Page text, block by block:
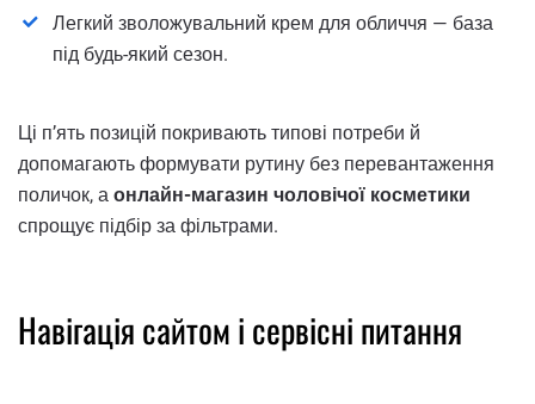
Легкий зволожувальний крем для обличчя — база
під будь-який сезон.
Ці п’ять позицій покривають типові потреби й
допомагають формувати рутину без перевантаження
поличок, а онлайн-магазин чоловічої косметики
спрощує підбір за фільтрами.
Навігація сайтом і сервісні питання